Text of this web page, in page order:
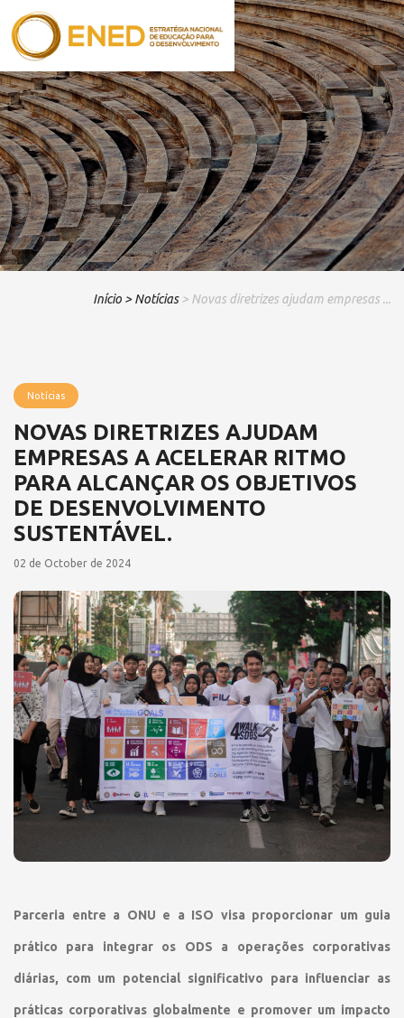
Início > Notícias > Novas diretrizes ajudam empresas ...
Notícias
NOVAS DIRETRIZES AJUDAM
EMPRESAS A ACELERAR RITMO
PARA ALCANÇAR OS OBJETIVOS
DE DESENVOLVIMENTO
SUSTENTÁVEL.
02 de October de 2024
Parceria entre a ONU e a ISO visa proporcionar um guia
prático para integrar os ODS a operações corporativas
diárias, com um potencial significativo para influenciar as
práticas corporativas globalmente e promover um impacto